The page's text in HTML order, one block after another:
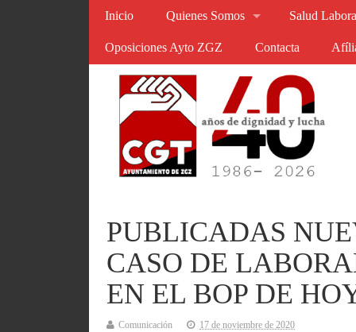
Inicio Quienes Somos Salud
Oposiciones Ayto ZGZ Contacta
PUBLICADAS
CASO DE
EN EL BOP DE
Comunicación 17 de noviembre de 2020